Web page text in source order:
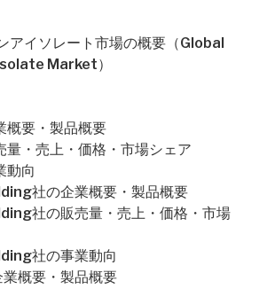
アイソレート市場の概要（Global
Market）
概要・製品概要
量・売上・価格・市場シェア
動向
社の企業概要・製品概要
社の販売量・売上・価格・市場
社の事業動向
概要・製品概要